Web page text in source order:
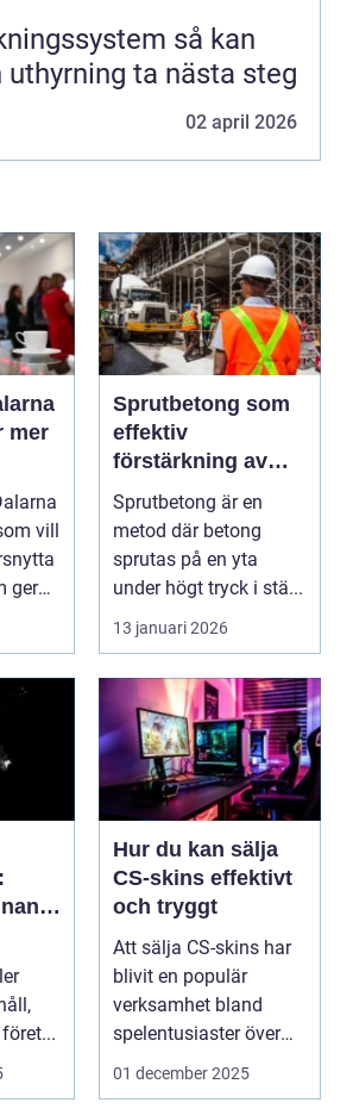
så kan
uthyrning ta nästa steg
02 april 2026
mer
vill
ger
Sprutbetong som
effektiv
förstärkning av
berg och betong
Sprutbetong är en
metod där betong
sprutas på en yta
under högt tryck i stä...
13 januari 2026
Hur du kan sälja
CS-skins effektivt
och tryggt
Att sälja CS-skins har
blivit en populär
verksamhet bland
spelentusiaster över
hela v...
01 december 2025